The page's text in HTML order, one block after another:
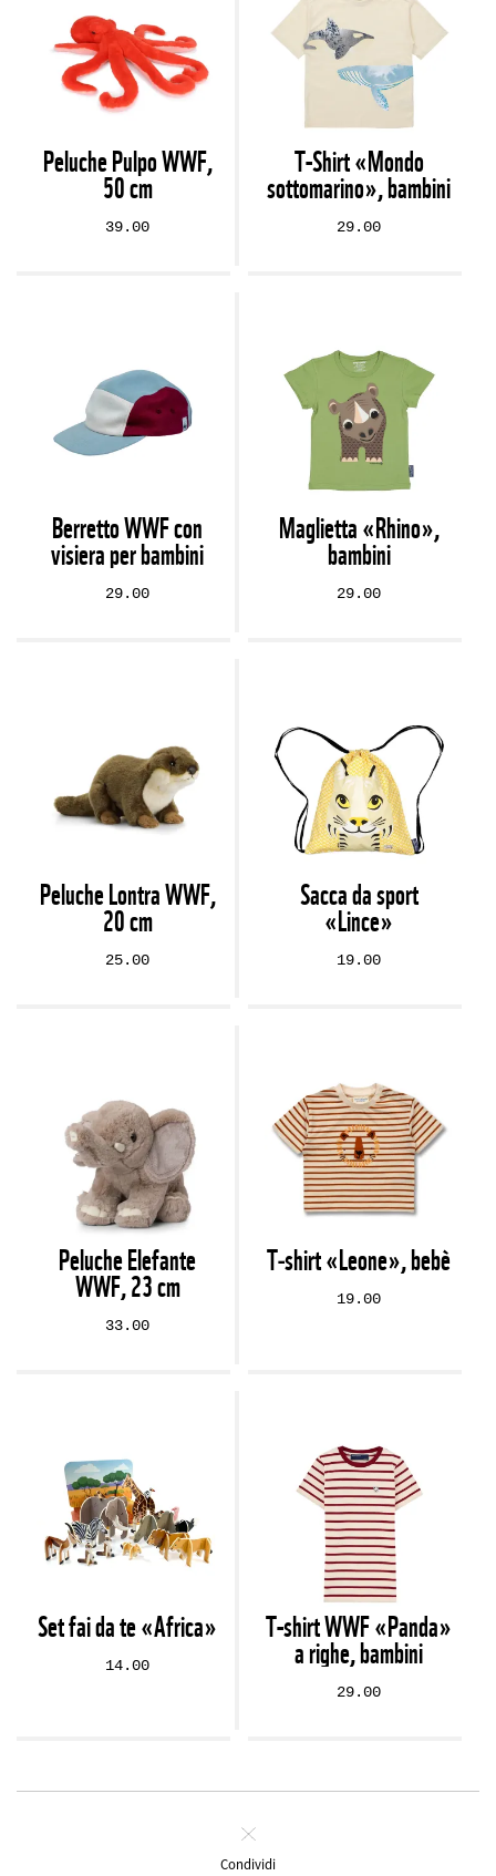
Peluche Pulpo WWF,
50 cm
39.00
T-Shirt «Mondo
sottomarino», bambini
29.00
Berretto WWF con
visiera per bambini
29.00
Maglietta «Rhino»,
bambini
29.00
Peluche Lontra WWF,
20 cm
25.00
Sacca da sport
«Lince»
19.00
Peluche Elefante
WWF, 23 cm
33.00
T‑shirt «Leone», bebè
19.00
Set fai da te «Africa»
14.00
T-shirt WWF «Panda»
a righe, bambini
29.00
Chiudi
Condividi